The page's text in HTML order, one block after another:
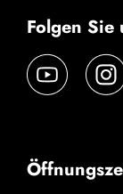
Folgen Sie